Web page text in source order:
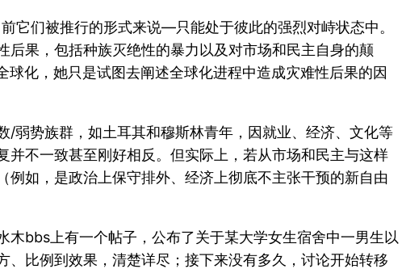
它们被推行的形式来说—只能处于彼此的强烈对峙状态中。
果，包括种族灭绝性的暴力以及对市场和民主自身的颠
球化，她只是试图去阐述全球化进程中造成灾难性后果的因
弱势族群，如土耳其和穆斯林青年，因就业、经济、文化等
不一致甚至刚好相反。但实际上，若从市场和民主与这样
如，是政治上保守排外、经济上彻底不主张干预的新自由
bbs上有一个帖子，公布了关于某大学女生宿舍中一男生以
比例到效果，清楚详尽；接下来没有多久，讨论开始转移